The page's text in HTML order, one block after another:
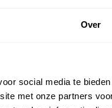
Over
social media te
met onze partners